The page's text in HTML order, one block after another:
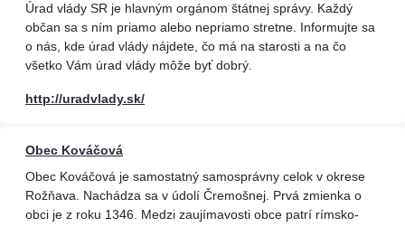
Úrad vlády SR ​​je hlavným orgánom štátnej správy. Každý
občan sa s ním priamo alebo nepriamo stretne. Informujte sa
o nás, kde úrad vlády nájdete, čo má na starosti a na čo
všetko Vám úrad vlády môže byť dobrý.
http://uradvlady.sk/
Obec Kováčová
Obec Kováčová je samostatný samosprávny celok v okrese
Rožňava. Nachádza sa v údolí Čremošnej. Prvá zmienka o
obci je z roku 1346. Medzi zaujímavosti obce patrí rímsko-